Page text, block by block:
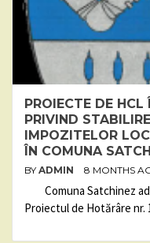
PROIECTE DE HCL
PRIVIND
IMPOZITELOR
ÎN COMUNA
BY ADMIN 8 MONTHS
Comuna Satchinez
Proiectul de Hotărâre nr.